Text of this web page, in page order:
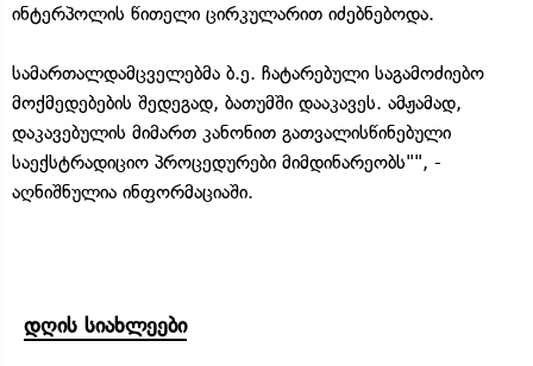
ინტერპოლის წითელი ცირკულარით იძებნებოდა.
სამართალდამცველებმა ბ.ე. ჩატარებული საგამოძიებო
მოქმედებების შედეგად, ბათუმში დააკავეს. ამჟამად,
დაკავებულის მიმართ კანონით გათვალისწინებული
საექსტრადიციო პროცედურები მიმდინარეობს"", -
აღნიშნულია ინფორმაციაში.
დღის სიახლეები